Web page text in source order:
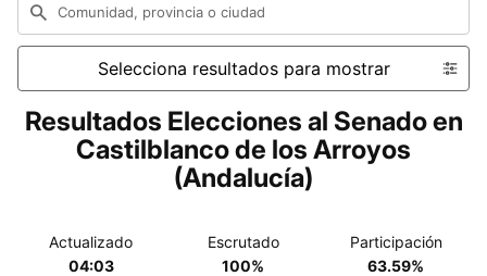
Comunidad, provincia o ciudad
Selecciona resultados para mostrar
Resultados Elecciones al Senado en
Castilblanco de los Arroyos
(Andalucía)
Actualizado
04:03
Escrutado
100%
Participación
63.59%